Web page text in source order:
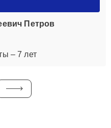
Петров
– 7 лет